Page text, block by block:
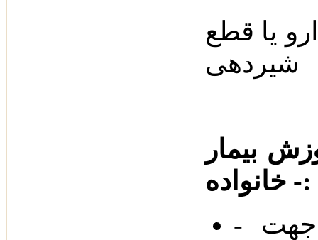
یا قطع
شیردهی
بیمار
- خانواده:
- در صورت مصرف تیکلوپیدین جهت